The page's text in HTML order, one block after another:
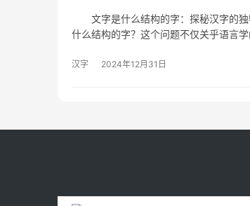
文字是什么结构的字：探秘汉字的
什么结构的字？这个问题不仅关乎语言
汉字 2024年12月31日